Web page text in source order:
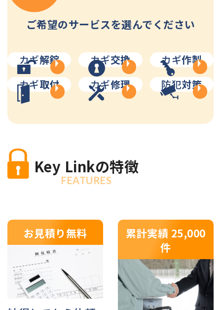
ご希望のサービスを選んでください
カギ解錠 カギ交換 カギ作製
カギ取付 カギ修理 防犯対策
Key Linkの特徴
FEATURES
お見積り無料
累計実績 25,000
件